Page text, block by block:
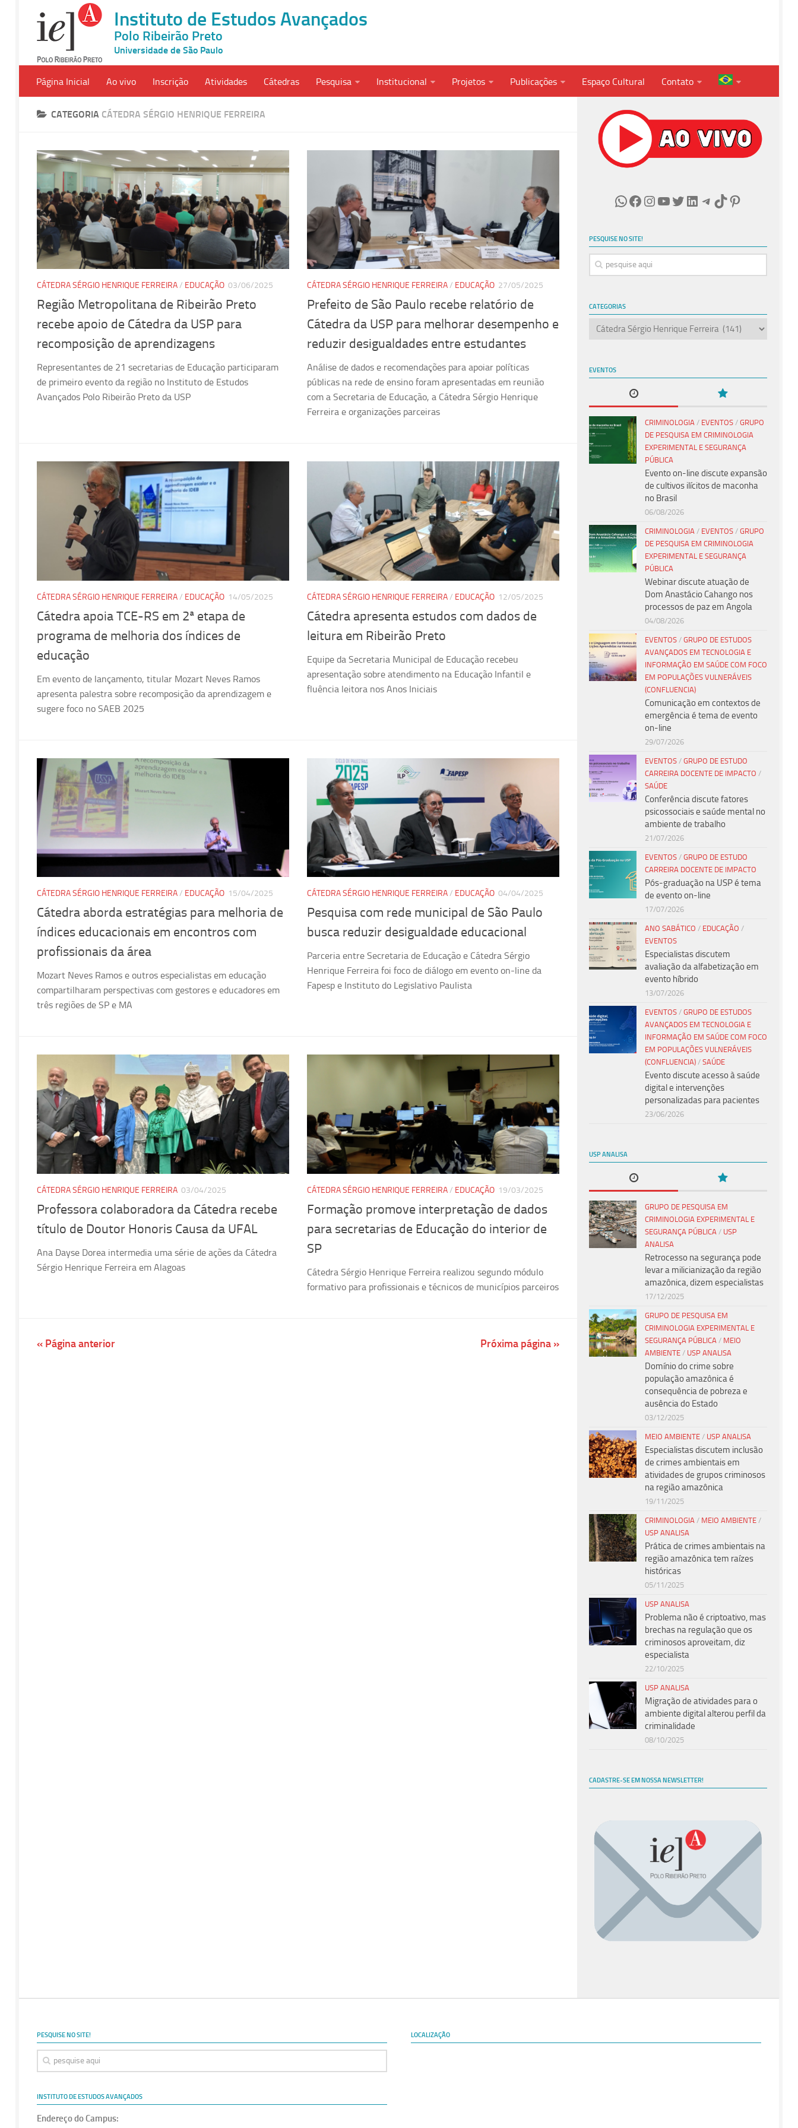
Instituto de Estudos Avançados
Polo Ribeirão Preto
Universidade de São Paulo
Página Inicial Ao vivo Inscrição Atividades Cátedras Pesquisa Institucional Projetos Publicações Espaço Cultural Contato
CATEGORIA CÁTEDRA SÉRGIO HENRIQUE FERREIRA
CÁTEDRA SÉRGIO HENRIQUE FERREIRA/ EDUCAÇÃO 03/06/2025
Região Metropolitana de Ribeirão Preto
recebe apoio de Cátedra da USP para
recomposição de aprendizagens
Representantes de 21 secretarias de Educação participaram
de primeiro evento da região no Instituto de Estudos
Avançados Polo Ribeirão Preto da USP
CÁTEDRA SÉRGIO HENRIQUE FERREIRA/ EDUCAÇÃO 27/05/2025
Prefeito de São Paulo recebe relatório de
Cátedra da USP para melhorar desempenho e
reduzir desigualdades entre estudantes
Análise de dados e recomendações para apoiar políticas
públicas na rede de ensino foram apresentadas em reunião
com a Secretaria de Educação, a Cátedra Sérgio Henrique
Ferreira e organizações parceiras
CÁTEDRA SÉRGIO HENRIQUE FERREIRA/ EDUCAÇÃO 14/05/2025
Cátedra apoia TCE-RS em 2ª etapa de
programa de melhoria dos índices de
educação
Em evento de lançamento, titular Mozart Neves Ramos
apresenta palestra sobre recomposição da aprendizagem e
sugere foco no SAEB 2025
CÁTEDRA SÉRGIO HENRIQUE FERREIRA/ EDUCAÇÃO 12/05/2025
Cátedra apresenta estudos com dados de
leitura em Ribeirão Preto
Equipe da Secretaria Municipal de Educação recebeu
apresentação sobre atendimento na Educação Infantil e
fluência leitora nos Anos Iniciais
CÁTEDRA SÉRGIO HENRIQUE FERREIRA/ EDUCAÇÃO 15/04/2025
Cátedra aborda estratégias para melhoria de
índices educacionais em encontros com
profissionais da área
Mozart Neves Ramos e outros especialistas em educação
compartilharam perspectivas com gestores e educadores em
três regiões de SP e MA
CÁTEDRA SÉRGIO HENRIQUE FERREIRA/ EDUCAÇÃO 04/04/2025
Pesquisa com rede municipal de São Paulo
busca reduzir desigualdade educacional
Parceria entre Secretaria de Educação e Cátedra Sérgio
Henrique Ferreira foi foco de diálogo em evento on-line da
Fapesp e Instituto do Legislativo Paulista
CÁTEDRA SÉRGIO HENRIQUE FERREIRA 03/04/2025
Professora colaboradora da Cátedra recebe
título de Doutor Honoris Causa da UFAL
Ana Dayse Dorea intermedia uma série de ações da Cátedra
Sérgio Henrique Ferreira em Alagoas
CÁTEDRA SÉRGIO HENRIQUE FERREIRA/ EDUCAÇÃO 19/03/2025
Formação promove interpretação de dados
para secretarias de Educação do interior de
SP
Cátedra Sérgio Henrique Ferreira realizou segundo módulo
formativo para profissionais e técnicos de municípios parceiros
« Página anterior Próxima página »
WhatsApp
Facebook
Instagram
Youtube
Twitter
LinkedIn
Telegram
TikTokPinterest
PESQUISE NO SITE!
CATEGORIAS
Categorias
EVENTOS
CRIMINOLOGIA / EVENTOS / GRUPO
DE PESQUISA EM CRIMINOLOGIA
EXPERIMENTAL E SEGURANÇA
PÚBLICA
Evento on-line discute expansão
de cultivos ilícitos de maconha
no Brasil
06/08/2026
CRIMINOLOGIA / EVENTOS / GRUPO
DE PESQUISA EM CRIMINOLOGIA
EXPERIMENTAL E SEGURANÇA
PÚBLICA
Webinar discute atuação de
Dom Anastácio Cahango nos
processos de paz em Angola
04/08/2026
EVENTOS / GRUPO DE ESTUDOS
AVANÇADOS EM TECNOLOGIA E
INFORMAÇÃO EM SAÚDE COM FOCO
EM POPULAÇÕES VULNERÁVEIS
(CONFLUENCIA)
Comunicação em contextos de
emergência é tema de evento
on-line
29/07/2026
EVENTOS / GRUPO DE ESTUDO
CARREIRA DOCENTE DE IMPACTO /
SAÚDE
Conferência discute fatores
psicossociais e saúde mental no
ambiente de trabalho
21/07/2026
EVENTOS / GRUPO DE ESTUDO
CARREIRA DOCENTE DE IMPACTO
Pós-graduação na USP é tema
de evento on-line
17/07/2026
ANO SABÁTICO / EDUCAÇÃO /
EVENTOS
Especialistas discutem
avaliação da alfabetização em
evento híbrido
13/07/2026
EVENTOS / GRUPO DE ESTUDOS
AVANÇADOS EM TECNOLOGIA E
INFORMAÇÃO EM SAÚDE COM FOCO
EM POPULAÇÕES VULNERÁVEIS
(CONFLUENCIA) / SAÚDE
Evento discute acesso à saúde
digital e intervenções
personalizadas para pacientes
23/06/2026
USP ANALISA
GRUPO DE PESQUISA EM
CRIMINOLOGIA EXPERIMENTAL E
SEGURANÇA PÚBLICA / USP
ANALISA
Retrocesso na segurança pode
levar a milicianização da região
amazônica, dizem especialistas
17/12/2025
GRUPO DE PESQUISA EM
CRIMINOLOGIA EXPERIMENTAL E
SEGURANÇA PÚBLICA / MEIO
AMBIENTE / USP ANALISA
Domínio do crime sobre
população amazônica é
consequência de pobreza e
ausência do Estado
03/12/2025
MEIO AMBIENTE / USP ANALISA
Especialistas discutem inclusão
de crimes ambientais em
atividades de grupos criminosos
na região amazônica
19/11/2025
CRIMINOLOGIA / MEIO AMBIENTE /
USP ANALISA
Prática de crimes ambientais na
região amazônica tem raízes
históricas
05/11/2025
USP ANALISA
Problema não é criptoativo, mas
brechas na regulação que os
criminosos aproveitam, diz
especialista
22/10/2025
USP ANALISA
Migração de atividades para o
ambiente digital alterou perfil da
criminalidade
08/10/2025
CADASTRE-SE EM NOSSA NEWSLETTER!
PESQUISE NO SITE!
INSTITUTO DE ESTUDOS AVANÇADOS
Endereço do Campus:
LOCALIZAÇÃO